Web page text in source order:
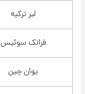
لیر ترکیه
فرانک سوئیس
یوان چین